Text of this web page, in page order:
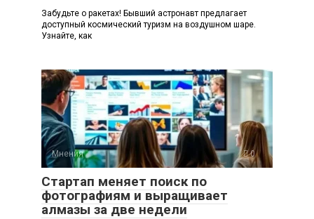
Забудьте о ракетах! Бывший астронавт предлагает
доступный космический туризм на воздушном шаре.
Узнайте, как
Мнения 0
Стартап меняет поиск по
фотографиям и выращивает
алмазы за две недели